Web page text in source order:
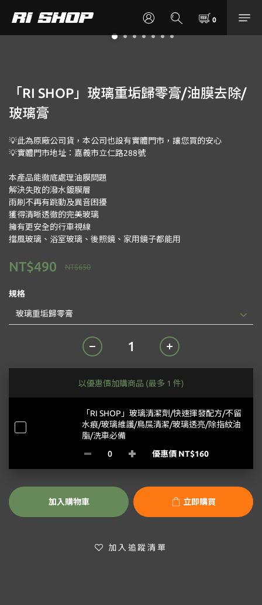
「RI SHOP」玻璃重垢歸零膏/油膜去除/
玻璃膏
💡此為原廠公司貨，本公司也設有實體門市，讓您買的安心
💡實體門市地址：嘉義市立仁路288號
本產品能徹底處理油膜問題
解決失敗的潑水鍍膜層
雨刷不再有跳動及異音困擾
獲得清晰透徹的完美玻璃
擁有更安全的行車視線
擋風玻璃、浴室玻璃、後照鏡、家用鏡子都能用
NT$650
NT$490
規格
以優惠價加購商品 (最多 1 件)
「RI SHOP」玻璃清潔劑/快速揮發配方/不留
水痕/玻璃維護/鳥屎清潔/玻璃透亮/除指紋油
脂/洗車必備
優惠價 NT$160
加入購物車 立即購買
加入追蹤清單